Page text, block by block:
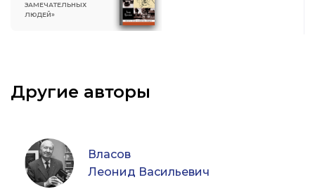
ЗАМЕЧАТЕЛЬНЫХ
ЛЮДЕЙ»
Другие авторы
Власов
Леонид Васильевич